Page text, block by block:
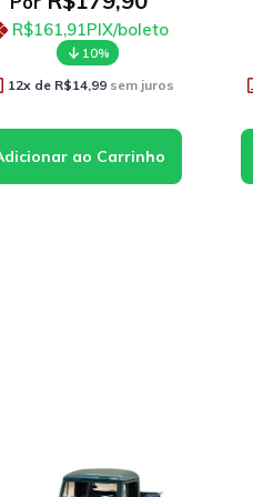
R$161,91PIX/boleto
10%
12x de R$14,99 sem juros